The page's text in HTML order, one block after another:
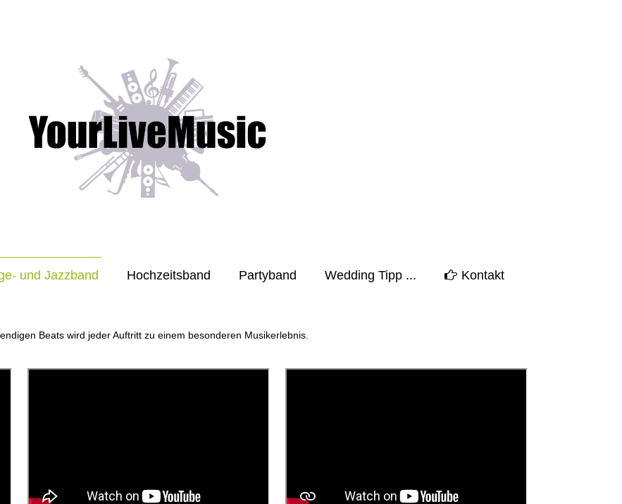
und Jazzband Hochzeitsband Partyband Wedding Tipp ... Kontakt
Beats wird jeder Auftritt zu einem besonderen Musikerlebnis.